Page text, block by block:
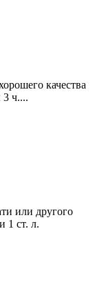
качества
ч....
или другого
1 ст. л.